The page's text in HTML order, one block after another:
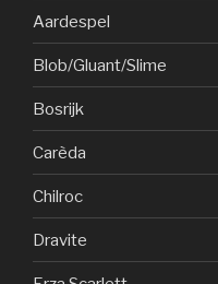
Aardespel
Blob/Gluant/Slime
Bosrijk
Carèda
Chilroc
Dravite